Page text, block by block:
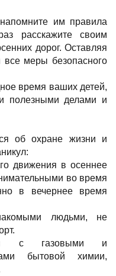
им правила
расскажите своим
дорог. Оставляя
все меры безопасного
время ваших детей,
полезными делами и
об охране жизни и
движения в осеннее
во время
в вечернее время
людьми, не
с газовыми и
бытовой химии,